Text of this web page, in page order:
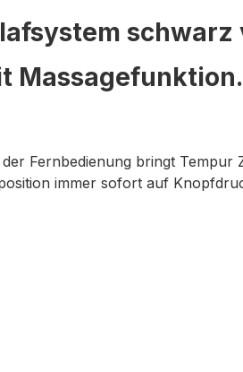
Massagefunktion.
Fernbedienung bringt Tempur
immer sofort auf